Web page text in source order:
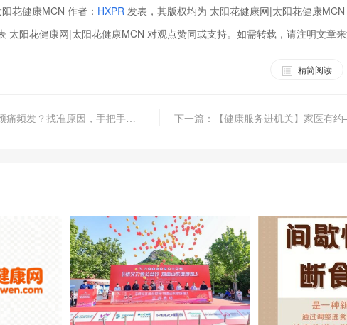
花健康MCN 作者： HXPR 发表，其版权均为 太阳花健康网|太阳花健康
太阳花健康网|太阳花健康MCN 对观点赞同或支持。如需转载，请注明文章来
精简阅读
上一篇：办公室人群肩颈痛频发？找准原因，手把手教你舒缓脖子酸痛